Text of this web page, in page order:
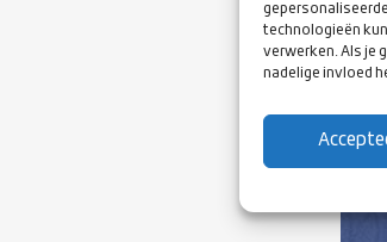
technologieën
verwerken. Als je
nadelige invloed